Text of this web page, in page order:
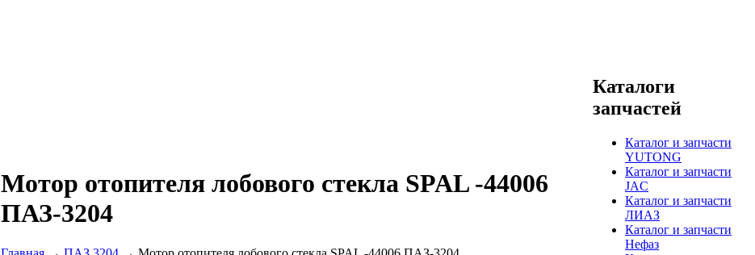
Мотор отопителя лобового стекла SPAL -44006
ПАЗ-3204
Каталоги
запчастей
Каталог и запчасти
YUTONG
Каталог и запчасти
JAC
Каталог и запчасти
ЛИАЗ
Каталог и запчасти
Нефаз